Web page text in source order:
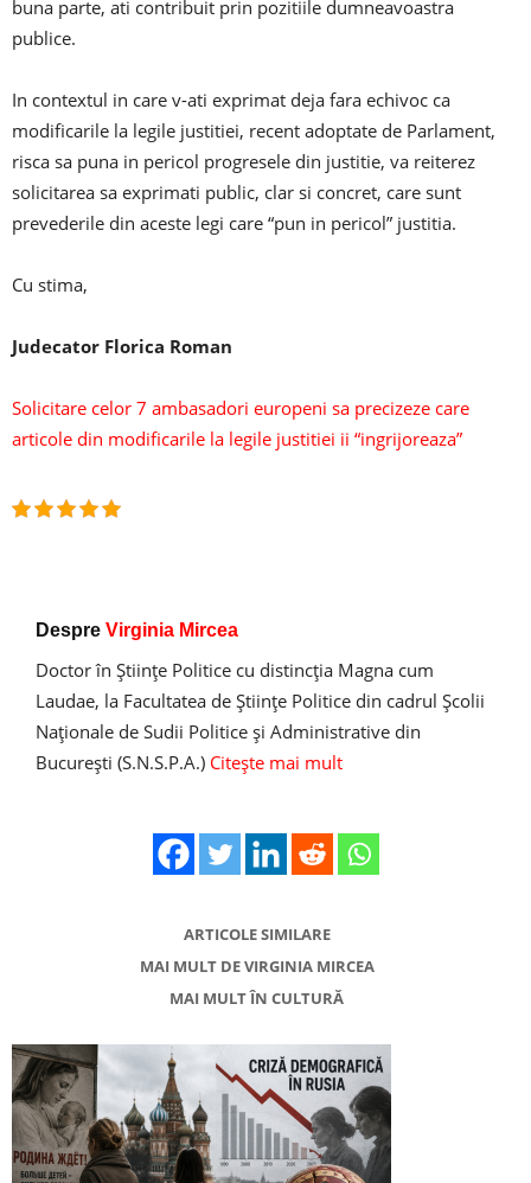
buna parte, ati contribuit prin pozitiile dumneavoastra
publice.
In contextul in care v-ati exprimat deja fara echivoc ca
modificarile la legile justitiei, recent adoptate de Parlament,
risca sa puna in pericol progresele din justitie, va reiterez
solicitarea sa exprimati public, clar si concret, care sunt
prevederile din aceste legi care “pun in pericol” justitia.
Cu stima,
Judecator Florica Roman
Solicitare celor 7 ambasadori europeni sa precizeze care
articole din modificarile la legile justitiei ii “ingrijoreaza”
Despre Virginia Mircea
Doctor în Ştiinţe Politice cu distincţia Magna cum
Laudae, la Facultatea de Ştiinţe Politice din cadrul Şcolii
Naţionale de Sudii Politice şi Administrative din
Bucureşti (S.N.S.P.A.) Citește mai mult
ARTICOLE SIMILARE
MAI MULT DE VIRGINIA MIRCEA
MAI MULT ÎN CULTURĂ